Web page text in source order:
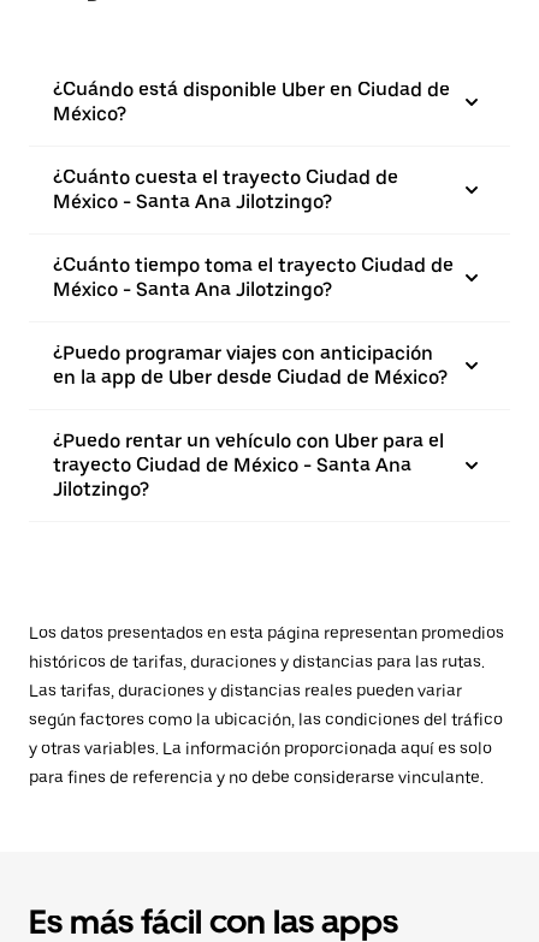
¿Cuándo está disponible Uber en Ciudad de
México?
¿Cuánto cuesta el trayecto Ciudad de
México - Santa Ana Jilotzingo?
¿Cuánto tiempo toma el trayecto Ciudad de
México - Santa Ana Jilotzingo?
¿Puedo programar viajes con anticipación
en la app de Uber desde Ciudad de México?
¿Puedo rentar un vehículo con Uber para el
trayecto Ciudad de México - Santa Ana
Jilotzingo?
Los datos presentados en esta página representan promedios
históricos de tarifas, duraciones y distancias para las rutas.
Las tarifas, duraciones y distancias reales pueden variar
según factores como la ubicación, las condiciones del tráfico
y otras variables. La información proporcionada aquí es solo
para fines de referencia y no debe considerarse vinculante.
Es más fácil con las apps